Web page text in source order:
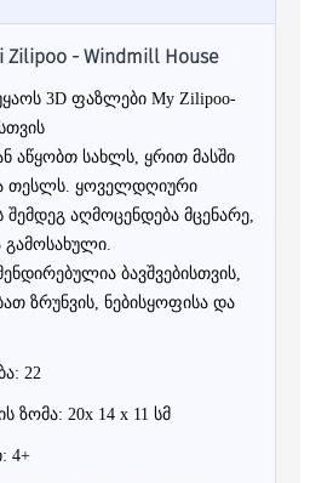
- Windmill House
3D ფაზლები My Zilipoo-
აწყობთ სახლს, ყრით მასში
თესლს. ყოველდღიური
აღმოცენდება მცენარე,
ბავშვებისთვის,
ზრუნვის, ნებისყოფისა და
22
20x 14 x 11 სმ
4+